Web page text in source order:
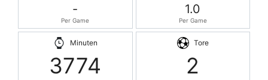
-
Per Game
1.0
Per Game
Minuten
3774
Tore
2